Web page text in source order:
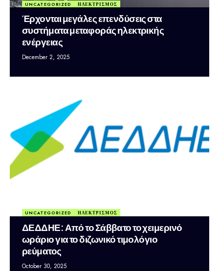
UNCATEGORIZED ΗΛΕΚΤΡΙΣΜΟΣ
Έρχονται μεγάλες επενδύσεις στα
συστήματα μεταφοράς ηλεκτρικής
ενέργειας
December 2, 2025
UNCATEGORIZED ΗΛΕΚΤΡΙΣΜΟΣ
ΔΕΔΔΗΕ: Από το Σάββατο το χειμερινό
ωράριο για το διζωνικό τιμολόγιο
ρεύματος
October 30, 2025